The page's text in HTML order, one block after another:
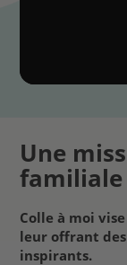
Une
familiale
Colle à moi
leur offrant
inspirants.